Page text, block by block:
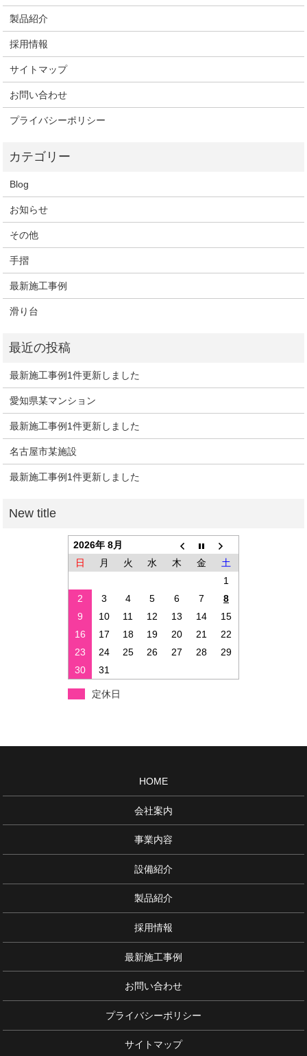
製品紹介
採用情報
サイトマップ
お問い合わせ
プライバシーポリシー
Blog
お知らせ
その他
手摺
最新施工事例
滑り台
最新施工事例1件更新しました
愛知県某マンション
最新施工事例1件更新しました
名古屋市某施設
最新施工事例1件更新しました
2026年 8月
日
月 火 水 木 金
土
1
2
3 4 5 6 7
8
9
10 11 12 13 14
15
16
17 18 19 20 21
22
23
24 25 26 27 28
29
30
31
定休日
HOME
会社案内
事業内容
設備紹介
製品紹介
採用情報
最新施工事例
お問い合わせ
プライバシーポリシー
サイトマップ